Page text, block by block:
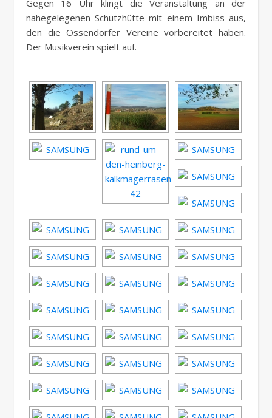
Gegen 16 Uhr klingt die Veranstaltung an der
nahegelegenen Schutzhütte mit einem Imbiss aus,
den die Ossendorfer Vereine vorbereitet haben.
Der Musikverein spielt auf.